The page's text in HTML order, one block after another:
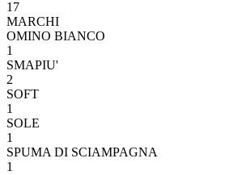
17
MARCHI
OMINO BIANCO
1
SMAPIU'
2
SOFT
1
SOLE
1
SPUMA DI SCIAMPAGNA
1